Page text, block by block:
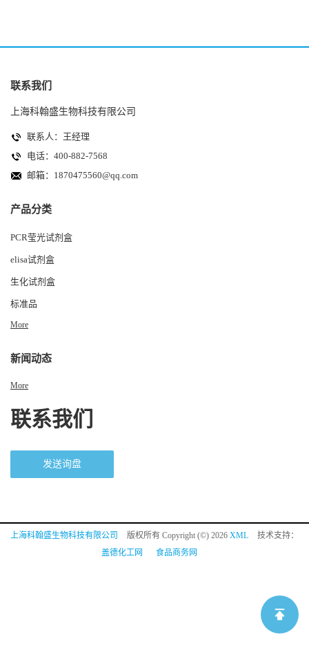
联系我们
上海科翰盛生物科技有限公司
联系人：王经理
电话：400-882-7568
邮箱： 1870475560@qq.com
产品分类
PCR莹光试剂盒
elisa试剂盒
生化试剂盒
标准品
More
新闻动态
More
联系我们
发送询盘
上海科翰盛生物科技有限公司 版权所有 Copyright (©) 2026 XML
技术支持：
盖德化工网
食品商务网